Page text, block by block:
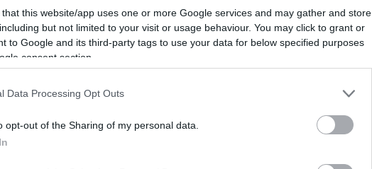
that this website/app uses one or more Google services and may gather and store
but not limited to your visit or usage behaviour. You may click to grant or
to Google and its third-party tags to use your data for below specified purposes
consent section.
Data Processing Opt Outs
opt-out of the Sharing of my personal data.
alkotásait
a nagyközönségnek. A
tárlat november közepéig